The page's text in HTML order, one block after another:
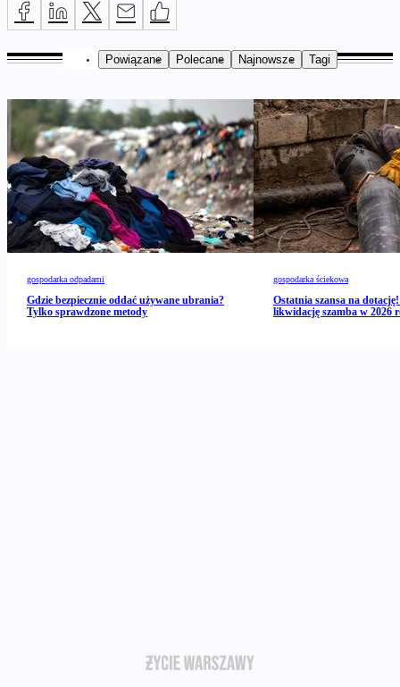
Powiązane Polecane Najnowsze Tagi
gospodarka odpadami
Gdzie bezpiecznie oddać używane ubrania?
Tylko sprawdzone metody
gospodarka ściekowa
Ostatnia szansa na
likwidację szamba w 2026